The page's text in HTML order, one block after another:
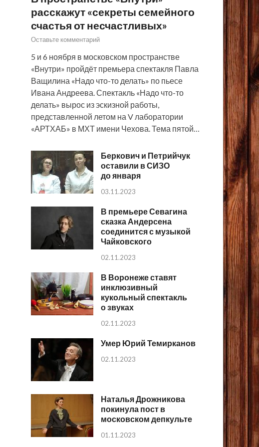
расскажут «секреты семейного
счастья от несчастливых»
Оставьте комментарий
5 и 6 ноября в московском пространстве
«Внутри» пройдёт премьера спектакля Павла
Ващилина «Надо что-то делать» по пьесе
Ивана Андреева. Спектакль «Надо что-то
делать» вырос из эскизной работы,
представленной летом на V лаборатории
«АРТХАБ» в МХТ имени Чехова. Тема пятой…
Беркович и Петрийчук
оставили в СИЗО
до января
03.11.2023
В премьере Севагина
сказка Андерсена
соединится с музыкой
Чайковского
02.11.2023
В Воронеже ставят
инклюзивный
кукольный спектакль
о звуках
02.11.2023
Умер Юрий Темирканов
02.11.2023
Наталья Дрожникова
покинула пост в
московском депкульте
01.11.2023